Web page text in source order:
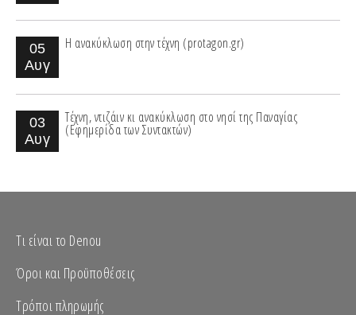
05
Αυγ
Η ανακύκλωση στην τέχνη (protagon.gr)
03
Αυγ
Τέχνη, ντιζάιν κι ανακύκλωση στο νησί της Παναγίας
(Εφημερίδα των Συντακτών)
Τι είναι το Denou
Όροι και Προϋποθέσεις
Τρόποι πληρωμής